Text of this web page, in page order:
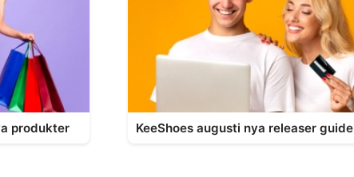
produkter KeeShoes augusti nya releaser guide